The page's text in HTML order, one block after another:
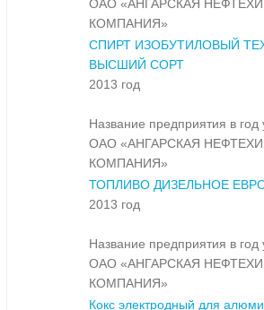
ОАО «АНГАРСКАЯ
КОМПАНИЯ»
СПИРТ ИЗОБУТИЛОВЫЙ
ВЫСШИЙ СОРТ
2013 год
Название предприятия в год
ОАО «АНГАРСКАЯ
КОМПАНИЯ»
ТОПЛИВО ДИЗЕЛЬНОЕ
2013 год
Название предприятия в год
ОАО «АНГАРСКАЯ
КОМПАНИЯ»
Кокс электродный для